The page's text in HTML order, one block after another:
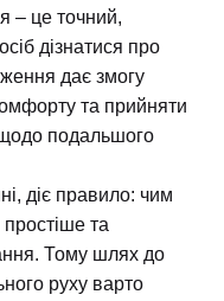
2600 грн
грн/5000грн
– це точний,
дізнатися про
дає змогу
та прийняти
щодо подальшого
діє правило: чим
та
Тому шлях до
руху варто